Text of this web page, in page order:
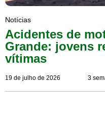
Notícias
Acidentes de
Grande: jovens
vítimas
19 de julho de 2026 3